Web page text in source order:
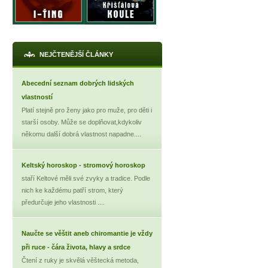
NEJČTENĚJŠÍ ČLÁNKY
Abecední seznam dobrých lidských
vlastností
Platí stejně pro ženy jako pro muže, pro děti i
starší osoby. Může se doplňovat,kdykoliv
někomu další dobrá vlastnost napadne....
Keltský horoskop - stromový horoskop
staří Keltové měli své zvyky a tradice. Podle
nich ke každému patří strom, který
předurčuje jeho vlastnosti ....
Naučte se věštit aneb chiromantie je vždy
při ruce - čára života, hlavy a srdce
Čtení z ruky je skvělá věštecká metoda,